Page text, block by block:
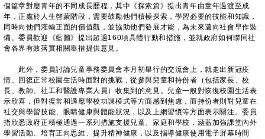
個篇章對應青年的不同成長歷程，其中《探索篇》提出青年由童年過渡至成
年，正處於人生啓蒙階段，需要鼓勵他們積極探索，學習必要的技能和知識，
同時向他們灌輸正面的價值觀，並協助他們發展才能，為未來邁向社會早作裝
備。委員歡迎《藍圖》提出超過160項具體行動和措施，並就政府如何聯同社
會各界有效落實相關舉措提供意見。
此外，委員討論兒童事務委員會本月初舉行的交流會上，就走出新冠疫
情、回復正常校園生活時面對的挑戰，從參與兒童和持份者（包括家長、校
長、教師、社工和醫護專業人員）收集到的意見。兒童一般對恢復校園生活表
示欣喜，但對復常和適應學校功課模式等方面感到焦慮，而持份者則對兒童在
社交與學習技能、眼睛健康與體能狀況，以及上網習慣等方面表示關注。委員
指欣悉政府正積極通過一系列措施支援兒童、家庭和學校，涵蓋加強課堂內外
學習活動、培育正向思維、提升精神健康，以及指導健康使用電子屏幕時間